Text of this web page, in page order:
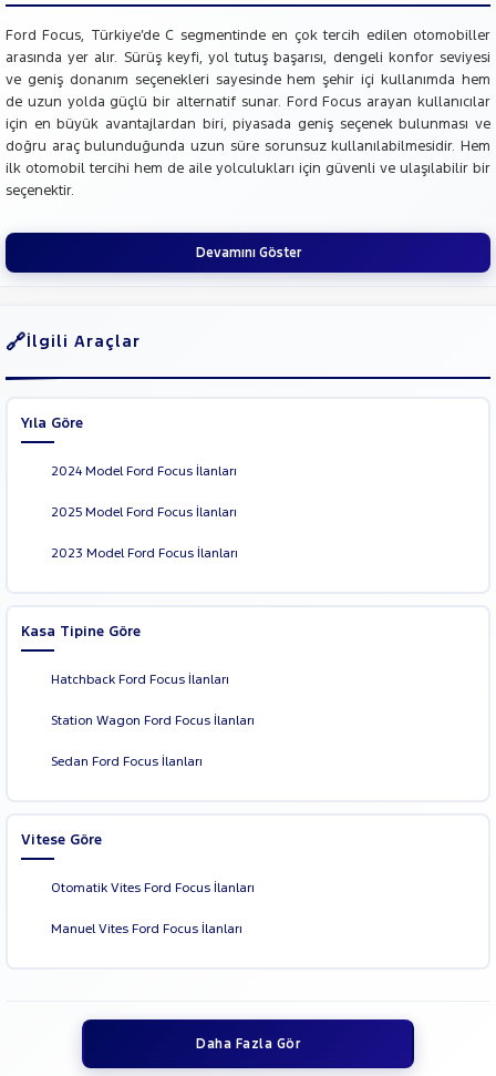
Ford Focus, Türkiye’de C segmentinde en çok tercih edilen otomobiller
arasında yer alır. Sürüş keyfi, yol tutuş başarısı, dengeli konfor seviyesi
ve geniş donanım seçenekleri sayesinde hem şehir içi kullanımda hem
de uzun yolda güçlü bir alternatif sunar. Ford Focus arayan kullanıcılar
için en büyük avantajlardan biri, piyasada geniş seçenek bulunması ve
doğru araç bulunduğunda uzun süre sorunsuz kullanılabilmesidir. Hem
ilk otomobil tercihi hem de aile yolculukları için güvenli ve ulaşılabilir bir
seçenektir.
Devamını Göster
İlgili Araçlar
Yıla Göre
2024 Model Ford Focus İlanları
2025 Model Ford Focus İlanları
2023 Model Ford Focus İlanları
Kasa Tipine Göre
Hatchback Ford Focus İlanları
Station Wagon Ford Focus İlanları
Sedan Ford Focus İlanları
Vitese Göre
Otomatik Vites Ford Focus İlanları
Manuel Vites Ford Focus İlanları
Daha Fazla Gör